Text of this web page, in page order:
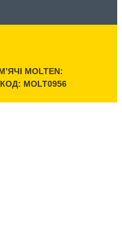
MOLTEN:
MOLT0956